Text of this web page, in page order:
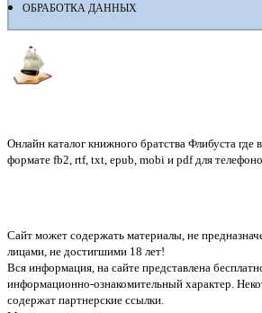
ОБРАБОТКА ДАННЫХ
Онлайн каталог книжного братства Флибуста где
формате fb2, rtf, txt, epub, mobi и pdf для
Сайт может содержать материалы, не
лицами, не достигшими 18 лет!
Вся информация, на сайте представлена
информационно-ознакомительный характер.
содержат партнерские ссылки.